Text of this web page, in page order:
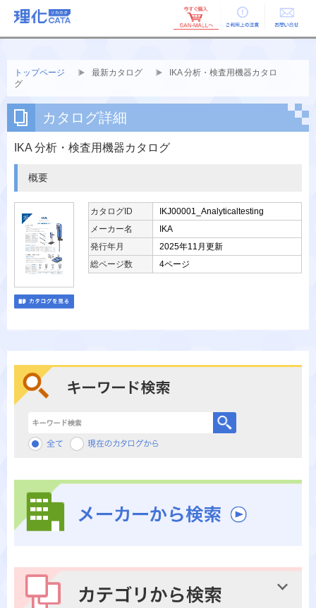
ご利用上の お問い合せ
トップページ 最新カタログ
IKA 分析・検査用機器カタロ
グ
カタログ詳細
IKA 分析・検査用機器カタログ
概要
カタログID
IKJ00001_Analyticaltesting
メーカー名
IKA
発行年月
2025年11月更新
総ページ数
4ページ
キーワード検索